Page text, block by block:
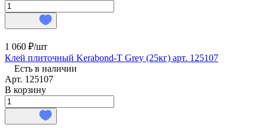
1 060 ₽/шт
Клей плиточный Kerabond-T Grey (25кг) арт. 125107
Есть в наличии
Арт. 125107
В корзину